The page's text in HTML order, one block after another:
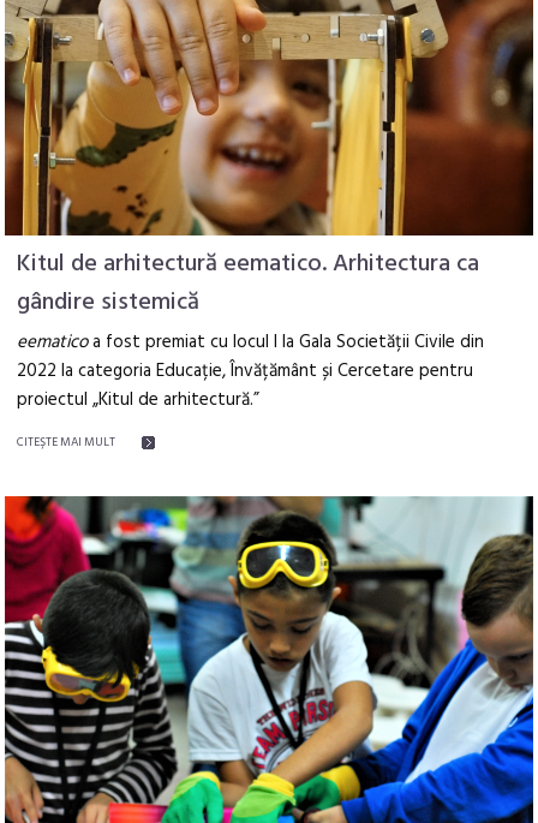
Kitul de arhitectură eematico. Arhitectura ca
gândire sistemică
eematicoa fost premiat cu locul I la Gala Societății Civiledin
2022la categoria Educație, Învățământ și Cercetare pentru
proiectul „Kitul de arhitectură.”
CITEŞTE MAI MULT